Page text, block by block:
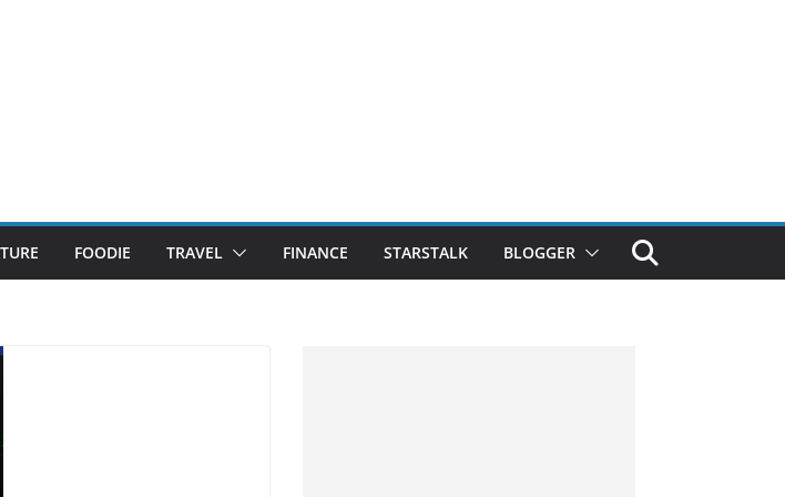
FOODIE TRAVEL FINANCE STARSTALK BLOGGER